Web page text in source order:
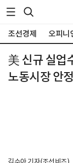
조선경제 오피니
美 신규 실업
노동시장 안